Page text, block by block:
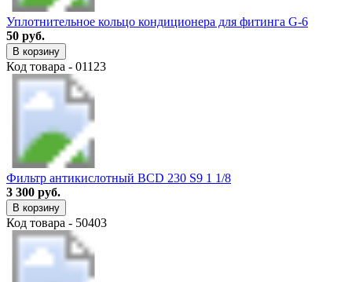
Уплотнительное кольцо кондиционера для фитинга G-6
50 руб.
В корзину
Код товара - 01123
Фильтр антикислотный BCD 230 S9 1 1/8
3 300 руб.
В корзину
Код товара - 50403